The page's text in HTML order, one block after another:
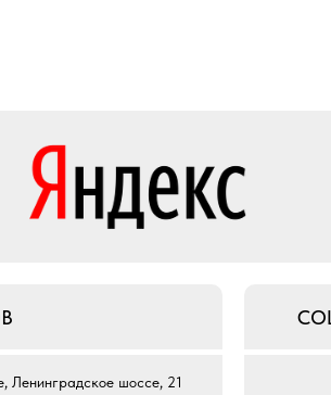
Ленинградское шоссе, 21